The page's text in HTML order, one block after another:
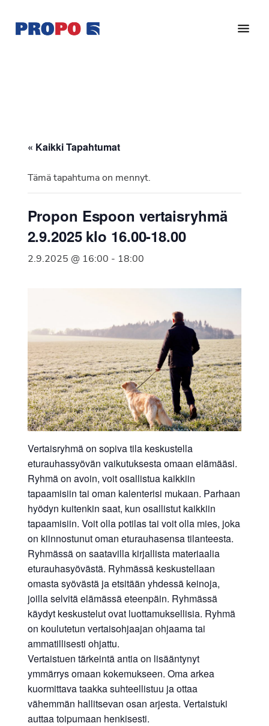
pääsisältöön
alatunnisteeseen
Ry
vuonna
Suomen
jäsenjärjestö.
« Kaikki Tapahtumat
Tämä tapahtuma on mennyt.
Propon Espoon vertaisryhmä
2.9.2025 klo 16.00-18.00
2.9.2025 @ 16:00 - 18:00
Vertaisryhmä on sopiva tila keskustella
eturauhassyövän vaikutuksesta omaan elämääsi.
Ryhmä on avoin, voit osallistua kaikkiin
tapaamisiin tai oman kalenterisi mukaan. Parhaan
hyödyn kuitenkin saat, kun osallistut kaikkiin
tapaamisiin. Voit olla potilas tai voit olla mies, joka
on kiinnostunut oman eturauhasensa tilanteesta.
Ryhmässä on saatavilla kirjallista materiaalia
eturauhasyövästä. Ryhmässä keskustellaan
omasta syövästä ja etsitään yhdessä keinoja,
joilla selvitä elämässä eteenpäin. Ryhmässä
käydyt keskustelut ovat luottamuksellisia. Ryhmä
on koulutetun vertaisohjaajan ohjaama tai
ammatillisesti ohjattu.
Vertaistuen tärkeintä antia on lisääntynyt
ymmärrys omaan kokemukseen. Oma arkea
kuormittava taakka suhteellistuu ja ottaa
vähemmän hallitsevan osan arjesta. Vertaistuki
auttaa toipumaan henkisesti.